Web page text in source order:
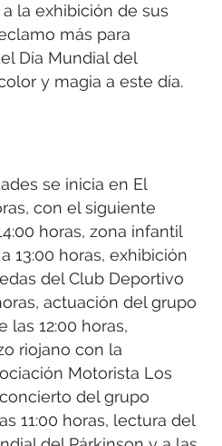
la exhibición de sus
más para
Día Mundial del
y magia a este día.
se inicia en El
con el siguiente
horas, zona infantil
13:00 horas, exhibición
del Club Deportivo
actuación del grupo
las 12:00 horas,
riojano con la
Motorista Los
del grupo
11:00 horas, lectura del